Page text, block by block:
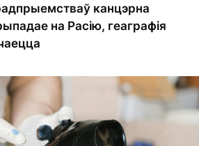
канцэрна
на Расію, геаграфія